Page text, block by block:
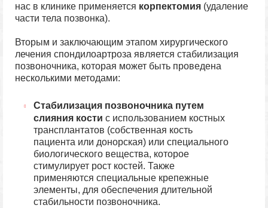
нас в клинике применяется корпектомия (удаление
части тела позвонка).
Вторым и заключающим этапом хирургического
лечения спондилоартроза является стабилизация
позвоночника, которая может быть проведена
несколькими методами:
Стабилизация позвоночника путем
слияния кости с использованием костных
трансплантатов (собственная кость
пациента или донорская) или специального
биологического вещества, которое
стимулирует рост костей. Также
применяются специальные крепежные
элементы, для обеспечения длительной
стабильности позвоночника.